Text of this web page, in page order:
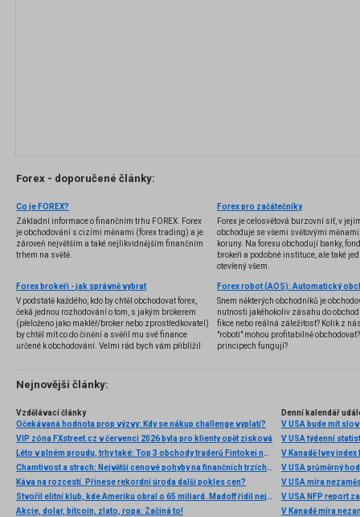
Forex - doporučené články:
Co je FOREX?
Základní informace o finančním trhu FOREX. Forex
je obchodování s cizími měnami (forex trading) a je
zároveň největším a také nejlikvidnějším finančním
trhem na světě.
Forex pro začátečníky
Forex je celosvětová burzovní síť, v
obchoduje se všemi světovými
koruny. Na forexu obchodují banky,
brokeři a podobné instituce, ale také
otevřený všem.
Forex brokeři - jak správně vybrat
V podstatě každého, kdo by chtěl obchodovat forex,
čeká jednou rozhodování o tom, s jakým brokerem
(přeloženo jako makléř/broker nebo zprostředkovatel)
by chtěl mít co do činění a svěřil mu své finance
určené k obchodování. Velmi rád bych vám přiblížil
několik příkladů nejznámějších z nich.
Snem některých obchodníků je
nutnosti jakéhokoliv zásahu do
fikce nebo reálná záležitost? Kolik z
"roboti" mohou profitabilně
principech fungují?
Nejnovější články:
Vzdělávací články
Očekávaná hodnota prop výzvy: Kdy se nákup challenge vyplatí?
VIP zóna FXstreet.cz v červenci 2026 byla pro klienty opět zisková
Léto v plném proudu, trhy také: Top 3 obchody traderů Fintokei na indexech a zlatě
Chamtivost a strach: Největší cenové pohyby na finančních trzích (červenec 2026)
Káva na rozcestí. Přinese rekordní úroda další pokles cen?
Stvořil elitní klub, kde Ameriku obral o 65 miliard. Madoff řídil největší Ponzi dějin
Akcie, dolar, bitcoin, zlato, ropa: Začíná to!
Denní kalendář
V USA bude mít
V USA týdenní
V Kanadě Ivey index
V USA průměrný
V USA míra
V USA NFP report
V Kanadě míra